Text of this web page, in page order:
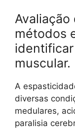
métodos
muscular.
A
diversas
medulares,
paralisia